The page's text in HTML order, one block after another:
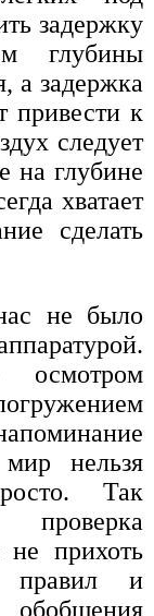
задержку
глубины
а задержка
привести к
следует
на глубине
хватает
сделать
не было
осмотром
нельзя
Так
не прихоть
правил и
обобщения